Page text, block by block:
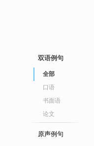
双语例句
全部
口语
书面语
论文
原声例句